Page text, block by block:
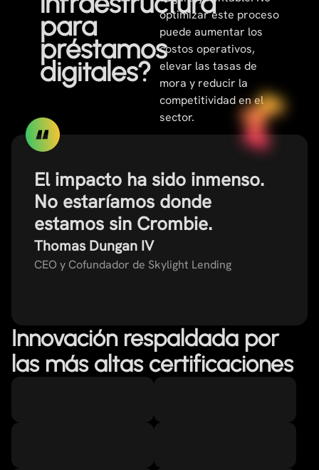
para
préstamos
digitales?
optimizar este proceso
puede aumentar los
costos operativos,
elevar las tasas de
mora y reducir la
competitividad en el
sector.
El impacto ha sido inmenso.
No estaríamos donde
estamos sin Crombie.
Thomas Dungan IV
CEO y Cofundador de Skylight Lending
Innovación respaldada por
las más altas certificaciones